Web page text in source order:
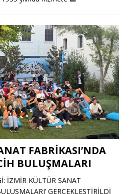
FABRİKASI’NDA
BULUŞMALARI
İZMİR KÜLTÜR SANAT
GERÇEKLEŞTİRİLDİ